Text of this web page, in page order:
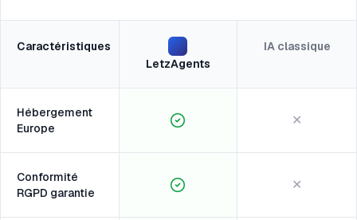
Caractéristiques
LetzAgents
IA classique
Hébergement
Europe
✕
Conformité
RGPD garantie
✕